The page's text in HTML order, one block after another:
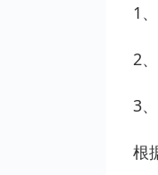
1
2
3
根